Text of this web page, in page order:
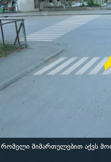
რომელი მიმართულებით აქვს